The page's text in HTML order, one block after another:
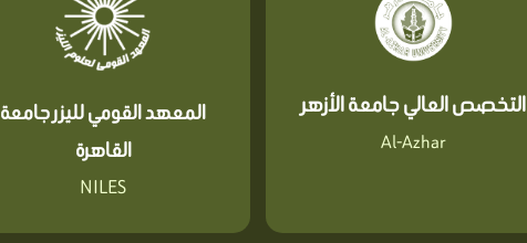
التخصص العالي جامعة الأزهر
Al-Azhar
المعهد القومي لليزر جامعة
القاهرة
NILES